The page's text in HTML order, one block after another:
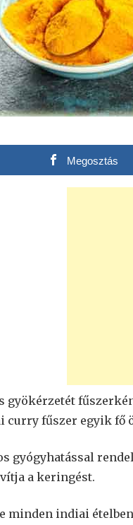
Megosztás
gyökérzetét
fűszer egyik fő
gyógyhatással
a keringést.
minden indiai